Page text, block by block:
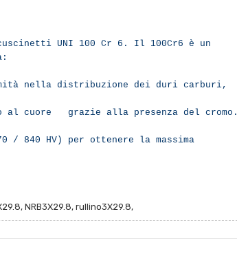
UNI 100 Cr 6. Il 100Cr6 è un
nella distribuzione dei duri carburi,
cuore grazie alla presenza del cromo.
840 HV) per ottenere la massima
NRB3X29.8, rullino3X29.8,